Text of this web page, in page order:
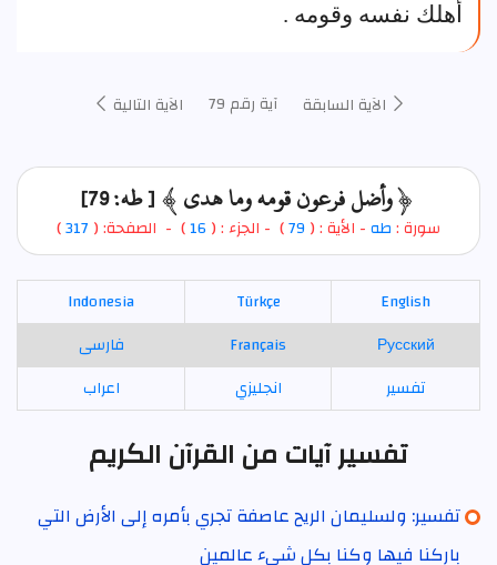
أهلك نفسه وقومه .
الآية السابقة آية رقم 79 الآية التالية
﴿ وأضل فرعون قومه وما هدى ﴾ [ طه: 79]
سورة :طه- الأية : (79
) - الجزء : (16) - الصفحة: ( 317
)
English
Türkçe
Indonesia
Русский
Français
فارسی
تفسير
انجليزي اعراب
تفسير آيات من القرآن الكريم
تفسير: ولسليمان الريح عاصفة تجري بأمره إلى الأرض التي
باركنا فيها وكنا بكل شيء عالمين